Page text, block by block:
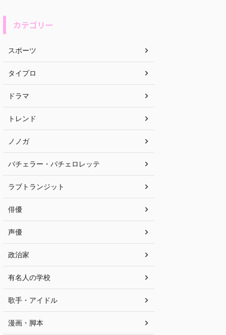
カテゴリー
スポーツ
タイプロ
ドラマ
トレンド
ノノガ
バチェラー・バチェロレッテ
ラブトランジット
俳優
声優
政治家
有名人の学校
歌手・アイドル
漫画・脚本